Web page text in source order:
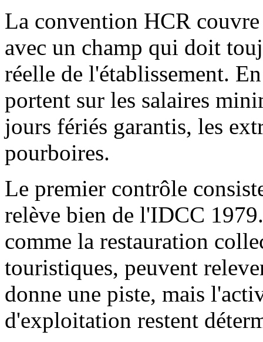
La convention HCR couvre
avec un champ qui doit
réelle de l'établissement.
portent sur les salaires
jours fériés garantis, les
pourboires.
Le premier contrôle
relève bien de l'IDCC
comme la restauration
touristiques, peuvent
donne une piste, mais
d'exploitation restent